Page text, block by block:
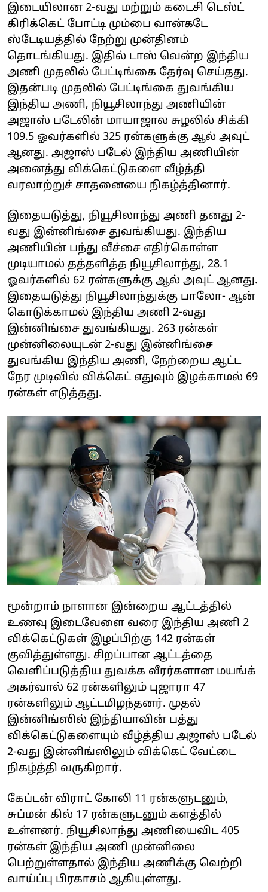
இடையிலான 2-வது மற்றும் கடைசி டெஸ்ட்
கிரிக்கெட் போட்டி மும்பை வான்கடே
ஸ்டேடியத்தில் நேற்று முன்தினம்
தொடங்கியது. இதில் டாஸ் வென்ற இந்திய
அணி முதலில் பேட்டிங்கை தேர்வு செய்தது.
இதன்படி முதலில் பேட்டிங்கை துவங்கிய
இந்திய அணி, நியூசிலாந்து அணியின்
அஜாஸ் படேலின் மாயாஜால சுழலில் சிக்கி
109.5 ஓவர்களில் 325 ரன்களுக்கு ஆல் அவுட்
ஆனது. அஜாஸ் படேல் இந்திய அணியின்
அனைத்து விக்கெட்டுகளை வீழ்த்தி
வரலாற்றுச் சாதனையை நிகழ்த்தினார்.
இதையடுத்து, நியூசிலாந்து அணி தனது 2-
வது இன்னிங்சை துவங்கியது. இந்திய
அணியின் பந்து வீச்சை எதிர்கொள்ள
முடியாமல் தத்தளித்த நியூசிலாந்து, 28.1
ஓவர்களில் 62 ரன்களுக்கு ஆல் அவுட் ஆனது.
இதையடுத்து நியூசிலாந்துக்கு பாலோ- ஆன்
கொடுக்காமல் இந்திய அணி 2-வது
இன்னிங்சை துவங்கியது. 263 ரன்கள்
முன்னிலையுடன் 2-வது இன்னிங்சை
துவங்கிய இந்திய அணி, நேற்றைய ஆட்ட
நேர முடிவில் விக்கெட் எதுவும் இழக்காமல் 69
ரன்கள் எடுத்தது.
மூன்றாம் நாளான இன்றைய ஆட்டத்தில்
உணவு இடைவேளை வரை இந்திய அணி 2
விக்கெட்டுகள் இழப்பிற்கு 142 ரன்கள்
குவித்துள்ளது. சிறப்பான ஆட்டத்தை
வெளிப்படுத்திய துவக்க வீரர்களான மயங்க்
அகர்வால் 62 ரன்களிலும் புஜாரா 47
ரன்களிலும் ஆட்டமிழந்தனர். முதல்
இன்னிங்ஸில் இந்தியாவின் பத்து
விக்கெட்டுகளையும் வீழ்த்திய அஜாஸ் படேல்
2-வது இன்னிங்ஸிலும் விக்கெட் வேட்டை
நிகழ்த்தி வருகிறார்.
கேப்டன் விராட் கோலி 11 ரன்களுடனும்,
சுப்மன் கில் 17 ரன்களுடனும் களத்தில்
உள்ளனர். நியூசிலாந்து அணியைவிட 405
ரன்கள் இந்திய அணி முன்னிலை
பெற்றுள்ளதால் இந்திய அணிக்கு வெற்றி
வாய்ப்பு பிரகாசம் ஆகியுள்ளது.